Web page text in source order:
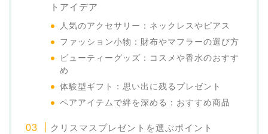
トアイデア
人気のアクセサリー：ネックレスやピアス
ファッション小物：財布やマフラーの選び方
ビューティーグッズ：コスメや香水のおすす
め
体験型ギフト：思い出に残るプレゼント
ペアアイテムで絆を深める：おすすめ商品
クリスマスプレゼントを選ぶポイント